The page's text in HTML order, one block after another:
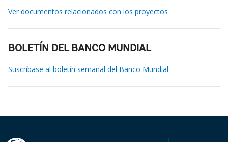
Ver documentos relacionados con los proyectos
BOLETÍN DEL BANCO MUNDIAL
Suscríbase al boletín semanal del Banco Mundial